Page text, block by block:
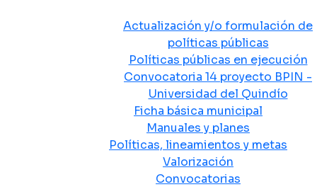
Actualización y/o formulación de
políticas públicas
Políticas públicas en ejecución
Convocatoria 14 proyecto BPIN -
Universidad del Quindío
Ficha básica municipal
Manuales y planes
Políticas, lineamientos y metas
Valorización
Convocatorias